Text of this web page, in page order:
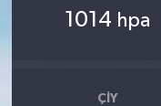
1014 hpa
ÇIY